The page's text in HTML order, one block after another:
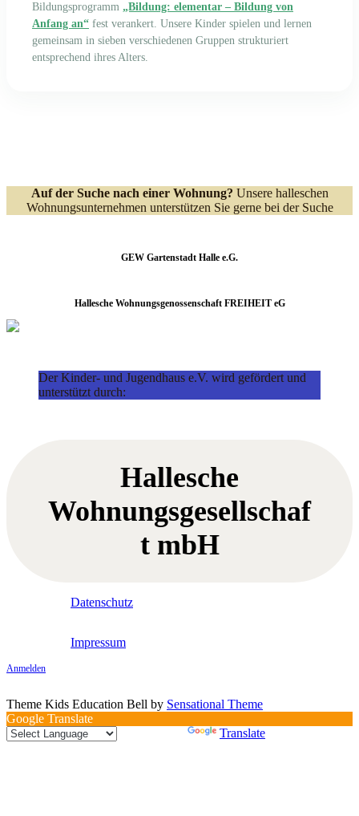
Bildungsprogramm „Bildung: elementar – Bildung von
Anfang an“ fest verankert. Unsere Kinder spielen und lernen
gemeinsam in sieben verschiedenen Gruppen strukturiert
entsprechend ihres Alters.
Auf der Suche nach einer Wohnung? Unsere halleschen
Wohnungsunternehmen unterstützen Sie gerne bei der Suche
GEW Gartenstadt Halle e.G.
Hallesche Wohnungsgenossenschaft FREIHEIT eG
Der Kinder- und Jugendhaus e.V. wird gefördert und
unterstützt durch:
Hallesche
Wohnungsgesellschaf
t mbH
Datenschutz
Impressum
Anmelden
Theme Kids Education Bell by Sensational Theme
Google Translate
Translate